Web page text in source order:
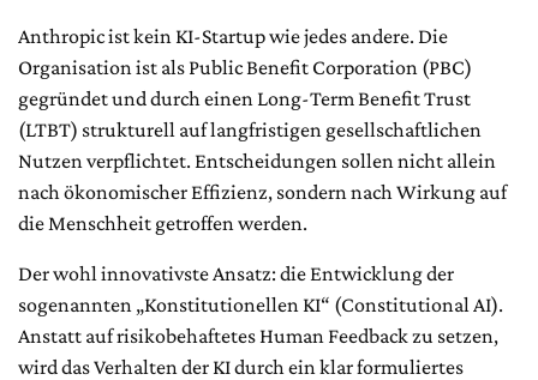
Anthropic ist kein KI-Startup wie jedes andere. Die
Organisation ist als Public Benefit Corporation (PBC)
gegründet und durch einen Long-Term Benefit Trust
(LTBT) strukturell auf langfristigen gesellschaftlichen
Nutzen verpflichtet. Entscheidungen sollen nicht allein
nach ökonomischer Effizienz, sondern nach Wirkung auf
die Menschheit getroffen werden.
Der wohl innovativste Ansatz: die Entwicklung der
sogenannten „Konstitutionellen KI“ (Constitutional AI).
Anstatt auf risikobehaftetes Human Feedback zu setzen,
wird das Verhalten der KI durch ein klar formuliertes